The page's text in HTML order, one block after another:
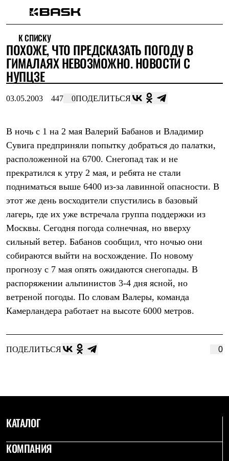
Интернет-магазин
Мужская одежда
Утепленная пухом
Куртки
Брюки
Комбинезоны
Штормовая одежда
Куртки
Софтшелл одежда
Куртки
Брюки
Флисовая одежда
Куртки
Брюки
Жилеты
Термобелье
Теплое термобелье
Среднее термобелье
Легкое термобелье
Лёгкая одежда
Футболки
Рубашки
Толстовки
Брюки
Куртки
Брюки
Куртки
Софтшелл одежда
Брюки
Лёгкая одежда
К СПИСКУ
ПОХОЖЕ, ЧТО ПРЕДСКАЗАТЬ ПОГОДУ В
ГИМАЛАЯХ НЕВОЗМОЖНО. НОВОСТИ С
НУПЦЗЕ
03.05.2003 447 0ПОДЕЛИТЬСЯ
В ночь с 1 на 2 мая Валерий Бабанов и Владимир
Сувига предприняли попытку добраться до палатки,
расположенной на 6700. Снегопад так и не
прекратился к утру 2 мая, и ребята не стали
подниматься выше 6400 из-за лавинной опасности. В
этот же день восходители спустились в базовый
лагерь, где их уже встречала группа поддержки из
Москвы. Сегодня погода солнечная, но вверху
сильный ветер. Бабанов сообщил, что ночью они
собираются выйти на восхождение. По новому
прогнозу с 7 мая опять ожидаются снегопады. В
распоряжении альпинистов 3-4 дня ясной, но
ветреной погоды. По словам Валеры, команда
Камерландера работает на высоте 6000 метров.
ПОДЕЛИТЬСЯ 0
КАТАЛОГ
КОМПАНИЯ